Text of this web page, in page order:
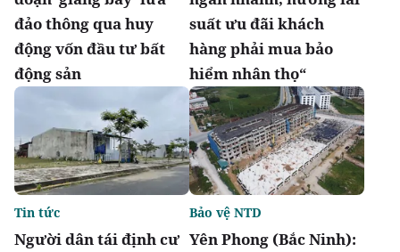
đảo thông qua huy
động vốn đầu tư bất
động sản
suất ưu đãi khách
hàng phải mua bảo
hiểm nhân thọ“
Người dân tái định cư
Tin tức
Yên Phong (Bắc Ninh):
Bảo vệ NTD